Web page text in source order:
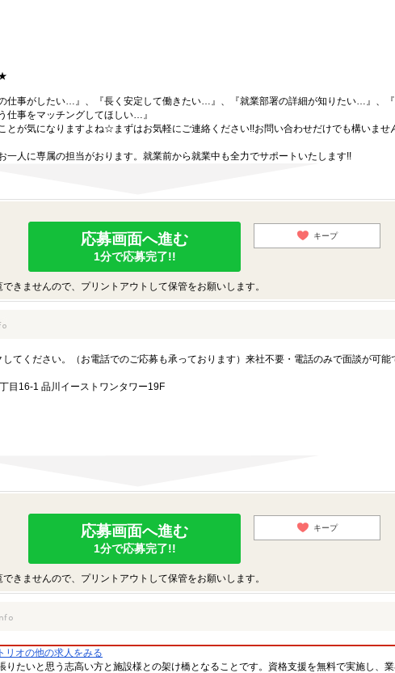
仕事がしたい…』、『長く安定して働きたい…』、『就業部署の詳細が知りたい…』、
事をマッチングしてほしい…』
とが気になりますよね☆まずはお気軽にご連絡ください!!お問い合わせだけでも構いませ
一人に専属の担当がおります。就業前から就業中も全力でサポートいたします!!
応募画面へ進む
1分で応募完了!!
キープ
きませんので、プリントアウトして保管をお願いします。
してください。（お電話でのご応募も承っております）来社不要・電話のみで面談が可能
目16-1 品川イーストワンタワー19F
応募画面へ進む
1分で応募完了!!
キープ
きませんので、プリントアウトして保管をお願いします。
リオの他の求人をみる
りたいと思う志高い方と施設様との架け橋となることです。資格支援を無料で実施し、